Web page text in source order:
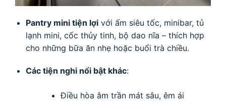
Pantry mini tiện lợivới ấm siêu tốc, minibar, tủ
lạnh mini, cốc thủy tinh, bộ dao nĩa – thích hợp
cho những bữa ăn nhẹ hoặc buổi trà chiều.
Các tiện nghi nổi bật khác:
Điều hòa âm trần mát sâu, êm ái